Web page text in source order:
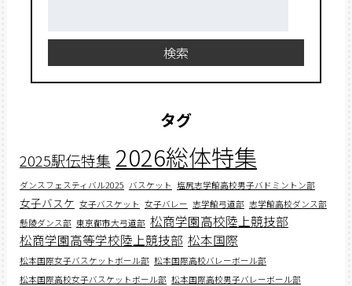
検索
タグ
2025駅伝特集 2026総体特集
ダンスフェスティバル2025 バスケット 塩尻志学館高校男子バドミントン部
女子バスケ 女子バスケット 女子バレー 志学館弓道部 志学館高校ダンス部
懸陵ダンス部 東京都市大弓道部 松商学園高校陸上競技部
松商学園高等学校陸上競技部 松本国際
松本国際女子バスケットボール部 松本国際高校バレーボール部
松本国際高校女子バスケットボール部 松本国際高校男子バレーボール部